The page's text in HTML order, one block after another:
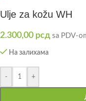
Ulje za kožu WH
2.300,00 рсд sa PDV-
На залихама
- +